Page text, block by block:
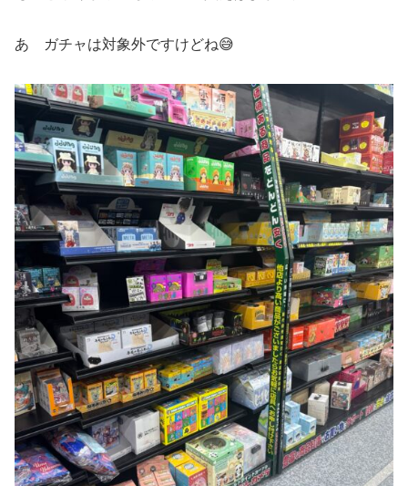
あ ガチャは対象外ですけどね😅